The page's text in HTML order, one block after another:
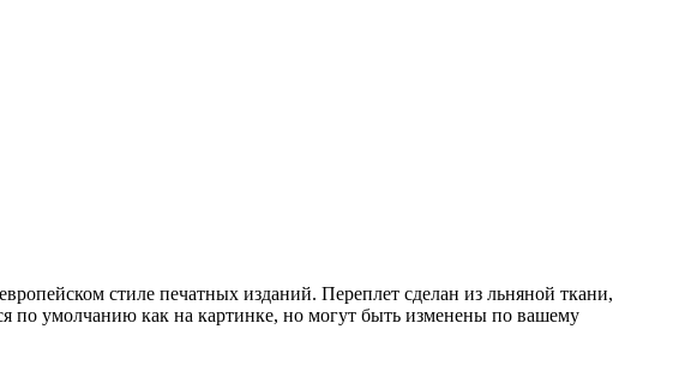
стиле печатных изданий. Переплет сделан из льняной ткани,
по умолчанию как на картинке, но могут быть изменены по вашему